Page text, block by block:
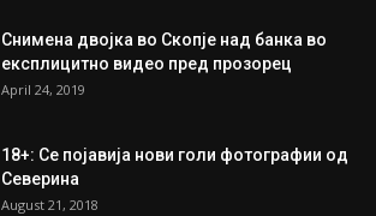
Снимена двојка во Скопје над банка во
експлицитно видео пред прозорец
April 24, 2019
18+: Се појавија нови голи фотографии од
Северина
August 21, 2018